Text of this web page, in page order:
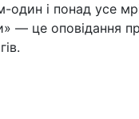
і понад усе
— це оповідання